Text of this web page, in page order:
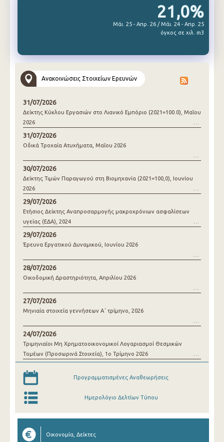
21,0%
Μάι. 25 - Απρ. 26 / Μάι. 24 - Απρ. 25
όγκος σε χιλ. m3
Ανακοινώσεις Στοιχείων Ερευνών
31/07/2026
Δείκτης Κύκλου Εργασιών στο Λιανικό Εμπόριο (2021=100.0), Μαΐου
2026
31/07/2026
Οδικά Τροχαία Ατυχήματα, Μαΐου 2026
30/07/2026
Δείκτης Τιμών Παραγωγού στη Βιομηχανία (2021=100,0), Ιουνίου
2026
29/07/2026
Ετήσιος Δείκτης Αναπροσαρμογής μακροχρόνιων ασφαλίσεων
υγείας (ΕΔΑ), 2024
29/07/2026
Έρευνα Εργατικού Δυναμικού, Ιουνίου 2026
28/07/2026
Οικοδομική Δραστηριότητα, Απριλίου 2026
27/07/2026
Μηνιαία στοιχεία γεννήσεων Α΄ τρίμηνο, 2026
24/07/2026
Τριμηνιαίοι Μη Χρηματοοικονομικοί Λογαριασμοί Θεσμικών
Τομέων (Προσωρινά Στοιχεία), 1o Τρίμηνο 2026
Προγραμματισμένες Αναθεωρήσεις
Ημερολόγιο Δελτίων Τύπου
Οικονομία, Δείκτες